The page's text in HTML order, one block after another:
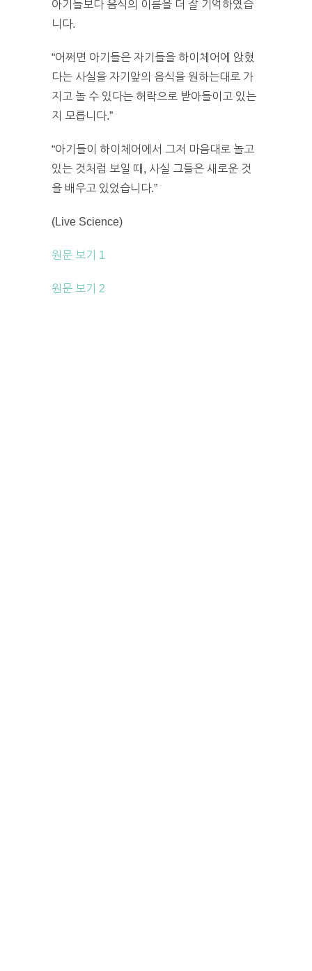
아기들보다 음식의 이름을 더 잘 기억하였습
니다.
“어쩌면 아기들은 자기들을 하이체어에 앉혔
다는 사실을 자기앞의 음식을 원하는대로 가
지고 놀 수 있다는 허락으로 받아들이고 있는
지 모릅니다.”
“아기들이 하이체어에서 그저 마음대로 놀고
있는 것처럼 보일 때, 사실 그들은 새로운 것
을 배우고 있었습니다.”
(Live Science)
원문 보기 1
원문 보기 2